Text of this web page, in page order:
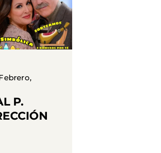
P.